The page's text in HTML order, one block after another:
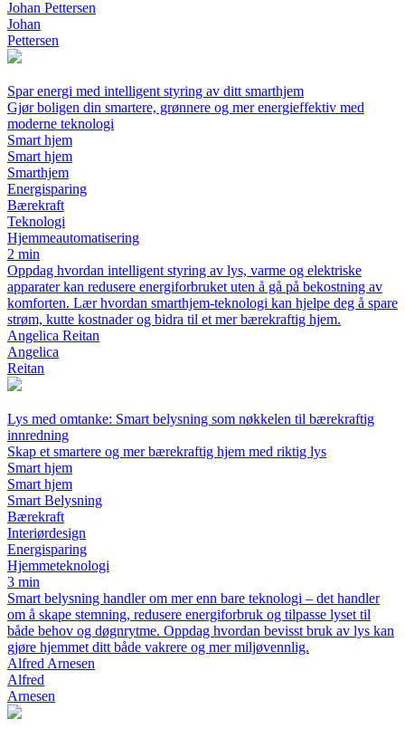
Johan Pettersen
Johan
Pettersen
Spar energi med intelligent styring av ditt smarthjem
Gjør boligen din smartere, grønnere og mer energieffektiv med
moderne teknologi
Smart hjem
Smart hjem
Smarthjem
Energisparing
Bærekraft
Teknologi
Hjemmeautomatisering
2 min
Oppdag hvordan intelligent styring av lys, varme og elektriske
apparater kan redusere energiforbruket uten å gå på bekostning av
komforten. Lær hvordan smarthjem-teknologi kan hjelpe deg å spare
strøm, kutte kostnader og bidra til et mer bærekraftig hjem.
Angelica Reitan
Angelica
Reitan
Lys med omtanke: Smart belysning som nøkkelen til bærekraftig
innredning
Skap et smartere og mer bærekraftig hjem med riktig lys
Smart hjem
Smart hjem
Smart Belysning
Bærekraft
Interiørdesign
Energisparing
Hjemmeteknologi
3 min
Smart belysning handler om mer enn bare teknologi – det handler
om å skape stemning, redusere energiforbruk og tilpasse lyset til
både behov og døgnrytme. Oppdag hvordan bevisst bruk av lys kan
gjøre hjemmet ditt både vakrere og mer miljøvennlig.
Alfred Arnesen
Alfred
Arnesen